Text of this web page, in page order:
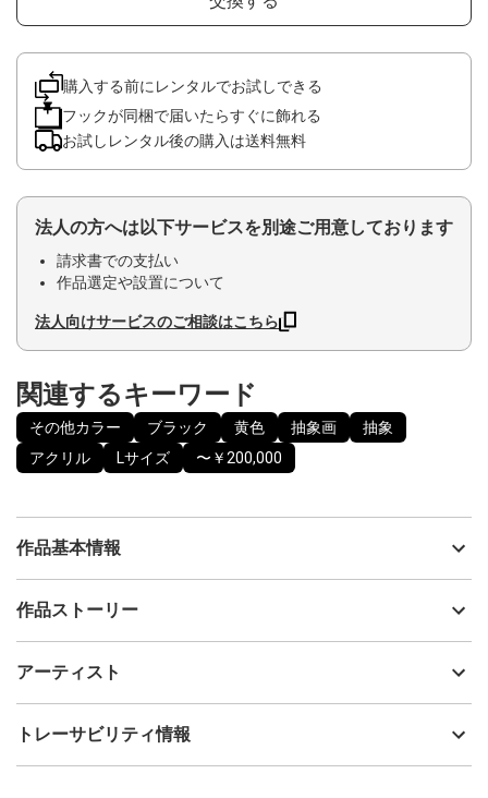
購入する前にレンタルでお試しできる
フックが同梱で届いたらすぐに飾れる
お試しレンタル後の購入は送料無料
法人の方へは以下サービスを別途ご用意しております
請求書での支払い
作品選定や設置について
法人向けサービスのご相談はこちら
関連するキーワード
その他カラー ブラック 黄色 抽象画
抽象
アクリル
Lサイズ 〜￥200,000
作品基本情報
出品者
制作年
アクリル
作品ストーリー
ように描いています。
アーティスト
山本千鶴
フォローする
トレーサビリティ情報